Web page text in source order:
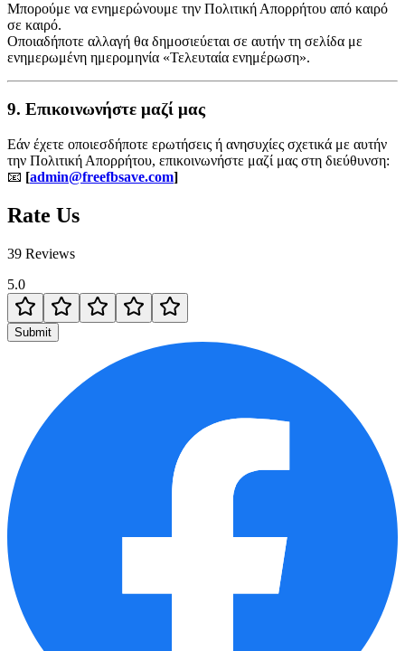
Μπορούμε να ενημερώνουμε την Πολιτική Απορρήτου από καιρό
σε καιρό.
Οποιαδήποτε αλλαγή θα δημοσιεύεται σε αυτήν τη σελίδα με
ενημερωμένη ημερομηνία «Τελευταία ενημέρωση».
9. Επικοινωνήστε μαζί μας
Εάν έχετε οποιεσδήποτε ερωτήσεις ή ανησυχίες σχετικά με αυτήν
την Πολιτική Απορρήτου, επικοινωνήστε μαζί μας στη διεύθυνση:
📧 [admin@freefbsave.com]
Rate Us
39 Reviews
5.0
Submit